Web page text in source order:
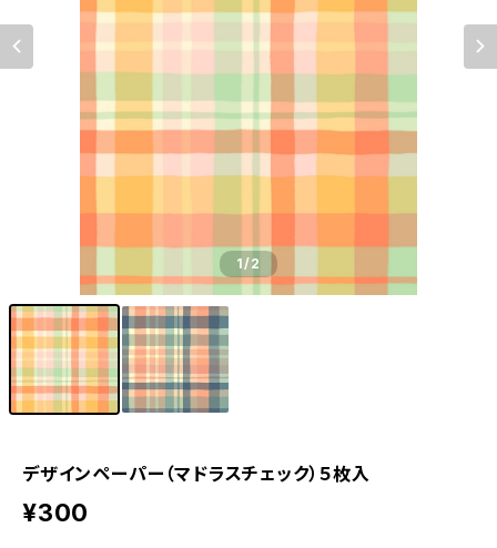
1/2
デザインペーパー（マドラスチェック）５枚入
¥300